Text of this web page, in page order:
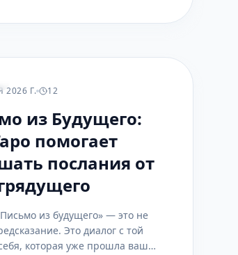
2026 Г. 12
из Будущего:
помогает
послания от
из будущего» — это не
Это диалог с той
которая уже прошла ваш